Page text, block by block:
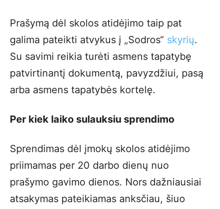
Prašymą dėl skolos atidėjimo taip pat
galima pateikti atvykus į „Sodros“ skyrių.
Su savimi reikia turėti asmens tapatybę
patvirtinantį dokumentą, pavyzdžiui, pasą
arba asmens tapatybės kortelę.
Per kiek laiko sulauksiu sprendimo
Sprendimas dėl įmokų skolos atidėjimo
priimamas per 20 darbo dienų nuo
prašymo gavimo dienos. Nors dažniausiai
atsakymas pateikiamas anksčiau, šiuo